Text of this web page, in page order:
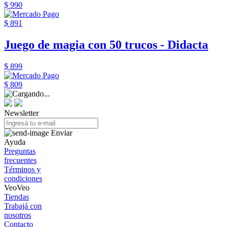
$ 990
$ 891
Juego de magia con 50 trucos - Didacta
$ 899
$ 809
Newsletter
Enviar
Ayuda
Preguntas
frecuentes
Términos y
condiciones
VeoVeo
Tiendas
Trabajá con
nosotros
Contacto